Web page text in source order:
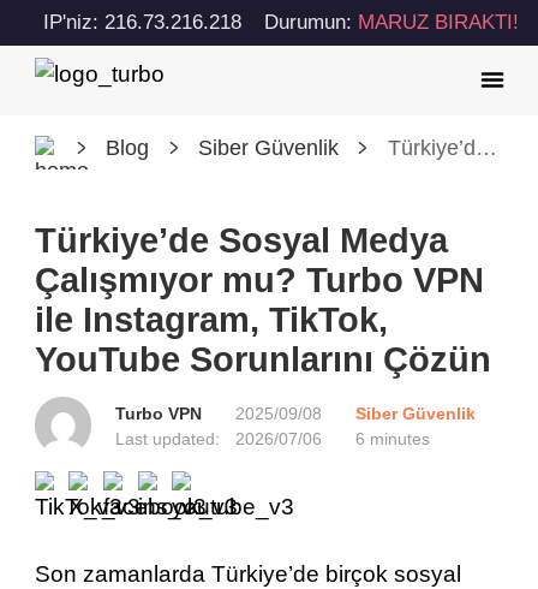
IP'niz: 216.73.216.218 Durumun: MARUZ BIRAKTI!
Blog Siber Güvenlik Türkiye’de Sosyal Medya Çalışmıyor mu? Turbo VPN ile Instagram, TikTok, YouTube Sorunlarını Çözün
Türkiye’de Sosyal Medya
Çalışmıyor mu? Turbo VPN
ile Instagram, TikTok,
YouTube Sorunlarını Çözün
Turbo VPN 2025/09/08
Siber Güvenlik
Last updated:
2026/07/06 6 minutes
Son zamanlarda Türkiye’de birçok sosyal